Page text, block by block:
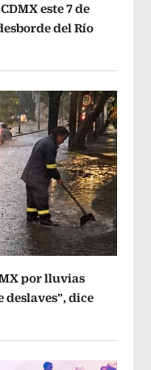
este 7 de
del Río
por lluvias
dice